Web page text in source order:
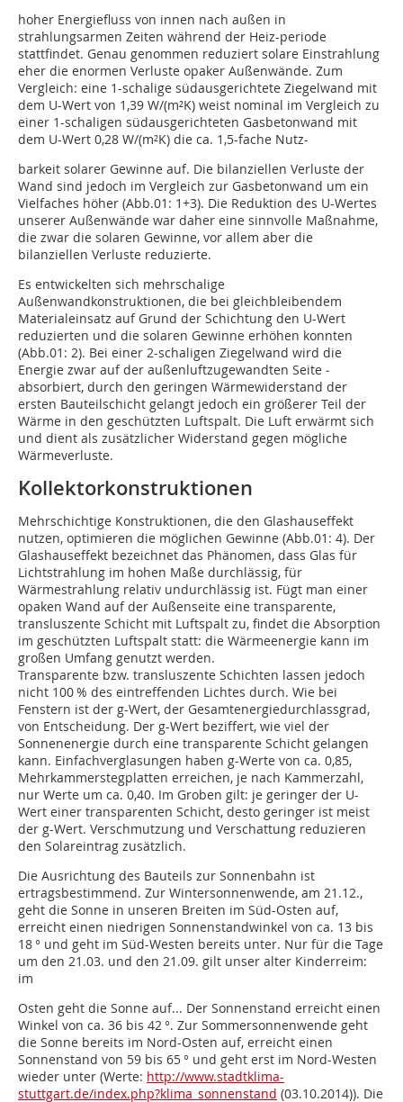
hoher Energiefluss von innen nach außen in
strahlungsarmen Zeiten während der Heiz-periode
stattfindet. Genau genommen reduziert solare Einstrahlung
eher die enormen Verluste opaker Außenwände. Zum
Vergleich: eine 1-schalige südausgerichtete Ziegelwand mit
dem U-Wert von 1,39 W/(m²K) weist nominal im Vergleich zu
einer 1-schaligen südausgerichteten Gasbetonwand mit
dem U-Wert 0,28 W/(m²K) die ca. 1,5-fache Nutz-
barkeit solarer Gewinne auf. Die bilanziellen Verluste der
Wand sind jedoch im Vergleich zur Gasbetonwand um ein
Vielfaches höher (Abb.01: 1+3). Die Reduktion des U-Wertes
unserer Außenwände war daher eine sinnvolle Maßnahme,
die zwar die solaren Gewinne, vor allem aber die
bilanziellen Verluste reduzierte.
Es entwickelten sich mehrschalige
Außenwandkonstruktionen, die bei gleichbleibendem
Materialeinsatz auf Grund der Schichtung den U-Wert
reduzierten und die solaren Gewinne erhöhen konnten
(Abb.01: 2). Bei einer 2-schaligen Ziegelwand wird die
Energie zwar auf der außenluftzugewandten Seite ­
absorbiert, durch den geringen Wärmewiderstand der
ersten Bauteilschicht gelangt jedoch ein größerer Teil der
Wärme in den geschützten Luftspalt. Die Luft erwärmt sich
und dient als zusätzlicher Widerstand gegen mögliche
Wärmeverluste.
Kollektorkonstruktionen
Mehrschichtige Konstruktionen, die den Glashauseffekt
nutzen, optimieren die möglichen Gewinne (Abb.01: 4). Der
Glashauseffekt bezeichnet das Phänomen, dass Glas für
Lichtstrahlung im hohen Maße durchlässig, für
Wärmestrahlung relativ undurchlässig ist. Fügt man einer
opaken Wand auf der Außenseite eine transparente,
transluszente Schicht mit Luftspalt zu, findet die Absorption
im geschützten Luftspalt statt: die Wärmeenergie kann im
großen Umfang genutzt werden.
Transparente bzw. transluszente Schichten lassen jedoch
nicht 100 % des eintreffenden Lichtes durch. Wie bei
Fenstern ist der g-Wert, der Gesamtenergiedurchlassgrad,
von Entscheidung. Der g-Wert beziffert, wie viel der
Sonnenenergie durch eine transparente Schicht gelangen
kann. Einfachverglasungen haben g-Werte von ca. 0,85,
Mehrkammerstegplatten erreichen, je nach Kammerzahl,
nur Werte um ca. 0,40. Im Groben gilt: je geringer der U-
Wert einer transparenten Schicht, desto geringer ist meist
der g-Wert. Verschmutzung und Verschattung reduzieren
den Solareintrag zusätzlich.
Die Ausrichtung des Bauteils zur Son­nenbahn ist
ertragsbestimmend. Zur Wintersonnenwende, am 21.12.,
geht die Sonne in unseren Breiten im Süd-Osten auf,
erreicht einen niedrigen Sonnenstandwinkel von ca. 13 bis
18 ° und geht im Süd-Westen bereits unter. Nur für die Tage
um den 21.03. und den 21.09. gilt unser alter Kinderreim:
im
Osten geht die Sonne auf... Der Sonnenstand erreicht einen
Winkel von ca. 36 bis 42 °. Zur Sommersonnenwende geht
die Sonne bereits im Nord-Osten auf, erreicht einen
Sonnenstand von 59 bis 65 ° und geht erst im Nord-Westen
wieder unter (Werte: http://www.stadtklima-
stuttgart.de/index.php?klima_sonnenstand (03.10.2014)). Die